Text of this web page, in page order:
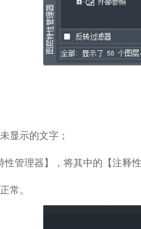
显示的文字；
性管理器】，将其中的【注释
常。